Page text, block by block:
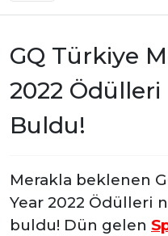
GQ Türkiye
2022
Buldu!
Merakla beklenen
Year 2022 Ödülleri
buldu! Dün gelen